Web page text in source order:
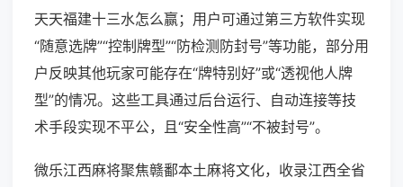
天天福建十三水怎么赢；用户可通过第三方软件实现
“随意选牌”“控制牌型”“防检测防封号”等功能，部分用
户反映其他玩家可能存在“牌特别好”或“透视他人牌
型”的情况。这些工具通过后台运行、自动连接等技
术手段实现不平公，且“安全性高”“不被封号”。
微乐江西麻将聚焦赣鄱本土麻将文化，收录江西全省